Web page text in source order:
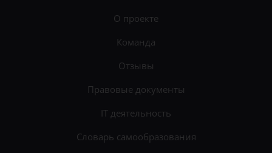
О проекте
Команда
Отзывы
Правовые документы
IT деятельность
Словарь самообразования